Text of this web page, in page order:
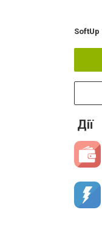
SoftUp
Дії